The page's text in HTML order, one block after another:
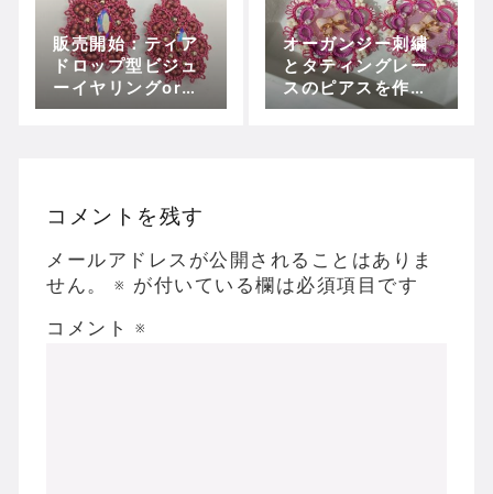
販売開始：ティア
ドロップ型ビジュ
ーイヤリングorピ
アス（お色：シャ
オーガンジー刺繍
とタティングレー
スのピアスを作り
ました
コメントを残す
メールアドレスが公開されることはありま
せん。
※ が付いている欄は必須項目です
コメント ※